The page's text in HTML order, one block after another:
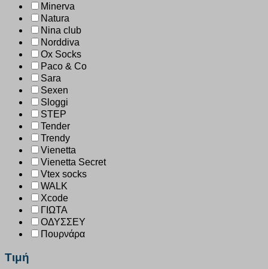
Minerva
Natura
Nina club
Norddiva
Ox Socks
Paco & Co
Sara
Sexen
Sloggi
STEP
Tender
Trendy
Vienetta
Vienetta Secret
Vtex socks
WALK
Xcode
ΓΙΩΤΑ
ΟΔΥΣΣΕΥ
Πουρνάρα
Τιμή